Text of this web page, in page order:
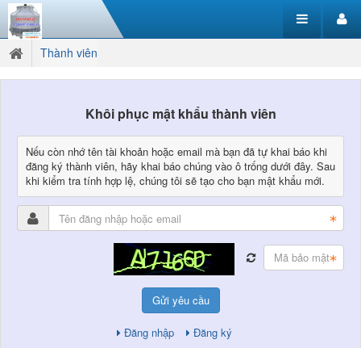
Thành viên
Khôi phục mật khẩu thành viên
Nếu còn nhớ tên tài khoản hoặc email mà bạn đã tự khai báo khi
đăng ký thành viên, hãy khai báo chúng vào ô trống dưới đây. Sau
khi kiểm tra tính hợp lệ, chúng tôi sẽ tạo cho bạn mật khẩu mới.
Gửi yêu cầu
Đăng nhập Đăng ký